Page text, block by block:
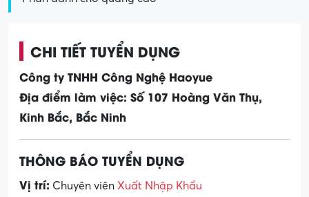
CHI TIẾT TUYỂN DỤNG
Công ty TNHH Công Nghệ Haoyue
Địa điểm làm việc: Số 107 Hoàng Văn Thụ,
Kinh Bắc, Bắc Ninh
THÔNG BÁO TUYỂN DỤNG
Vị trí: Chuyên viên Xuất Nhập Khẩu